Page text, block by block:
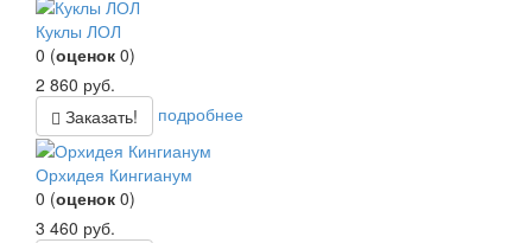
Куклы ЛОЛ
0 (оценок 0)
2 860 руб.
Заказать!
подробнее
Орхидея Кингианум
0 (оценок 0)
3 460 руб.